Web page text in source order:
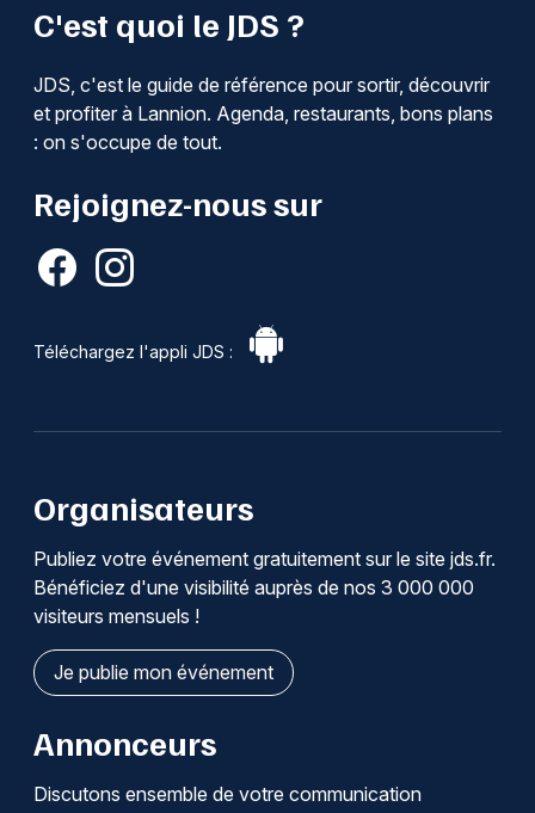
C'est quoi le JDS ?
JDS, c'est le guide de référence pour sortir, découvrir
et profiter à Lannion. Agenda, restaurants, bons plans
: on s'occupe de tout.
Rejoignez-nous sur
Téléchargez l'appli JDS :
Organisateurs
Publiez votre événement gratuitement sur le site jds.fr.
Bénéficiez d'une visibilité auprès de nos 3 000 000
visiteurs mensuels !
Je publie mon événement
Annonceurs
Discutons ensemble de votre communication